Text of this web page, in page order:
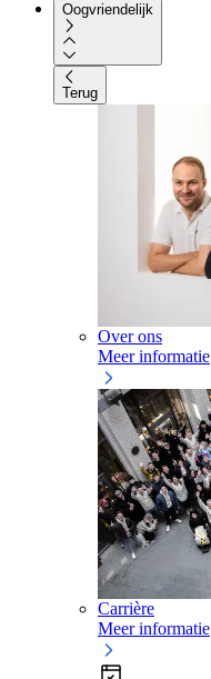
Oogvriendelijk
Terug
Over ons
Meer informatie
Carrière
Meer informatie